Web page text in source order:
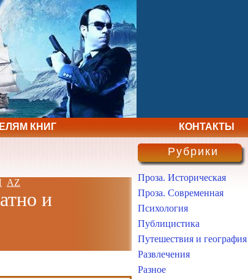
КНИГ КОНТАКТЫ
AZ
и
Рубрики
Проза. Историческая
Проза. Современная
Психология
Публицистика
Путешествия и география
Развлечения
Разное